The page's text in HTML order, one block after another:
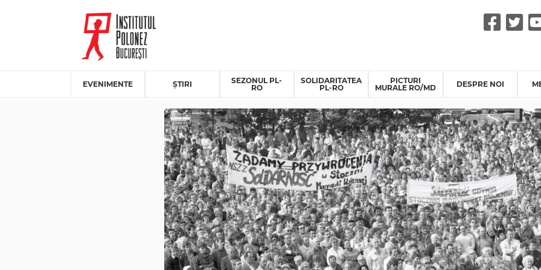
EVENIMENTE ȘTIRI
SEZONUL PL-
RO
SOLIDARITATEA
PL-RO
PICTURI
MURALE RO/MD
DESPRE NOI